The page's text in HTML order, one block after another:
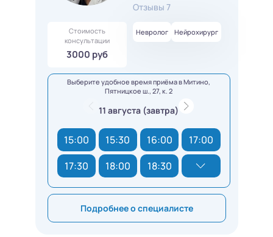
Отзывы 7
Стоимость
консультации
3000 руб
Невролог Нейрохирург
Выберите удобное время приёма в Митино,
Пятницкое ш., 27, к. 2
11 августа (завтра)
15:00 15:30 16:00
17:00
17:30
18:00 18:30
Подробнее о специалисте